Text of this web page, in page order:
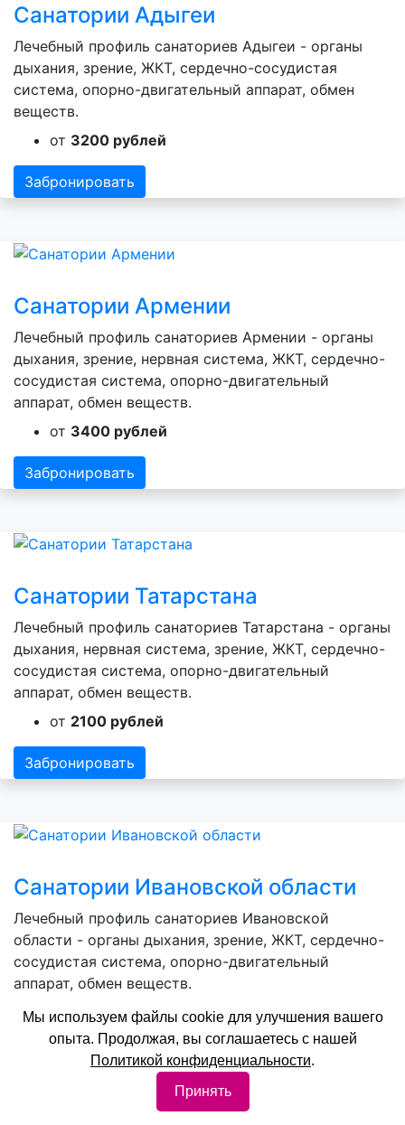
Санатории Адыгеи
Лечебный профиль санаториев Адыгеи - органы
дыхания, зрение, ЖКТ, сердечно-сосудистая
система, опорно-двигательный аппарат, обмен
веществ.
от 3200 рублей
Забронировать
Санатории Армении
Лечебный профиль санаториев Армении - органы
дыхания, зрение, нервная система, ЖКТ, сердечно-
сосудистая система, опорно-двигательный
аппарат, обмен веществ.
от 3400 рублей
Забронировать
Санатории Татарстана
Лечебный профиль санаториев Татарстана - органы
дыхания, нервная система, зрение, ЖКТ, сердечно-
сосудистая система, опорно-двигательный
аппарат, обмен веществ.
от 2100 рублей
Забронировать
Санатории Ивановской области
Лечебный профиль санаториев Ивановской
области - органы дыхания, зрение, ЖКТ, сердечно-
сосудистая система, опорно-двигательный
аппарат, обмен веществ.
от2400 рублей
Забронировать
Мы используем файлы cookie для улучшения вашего
опыта. Продолжая, вы соглашаетесь с нашей
Политикой конфиденциальности.
Принять